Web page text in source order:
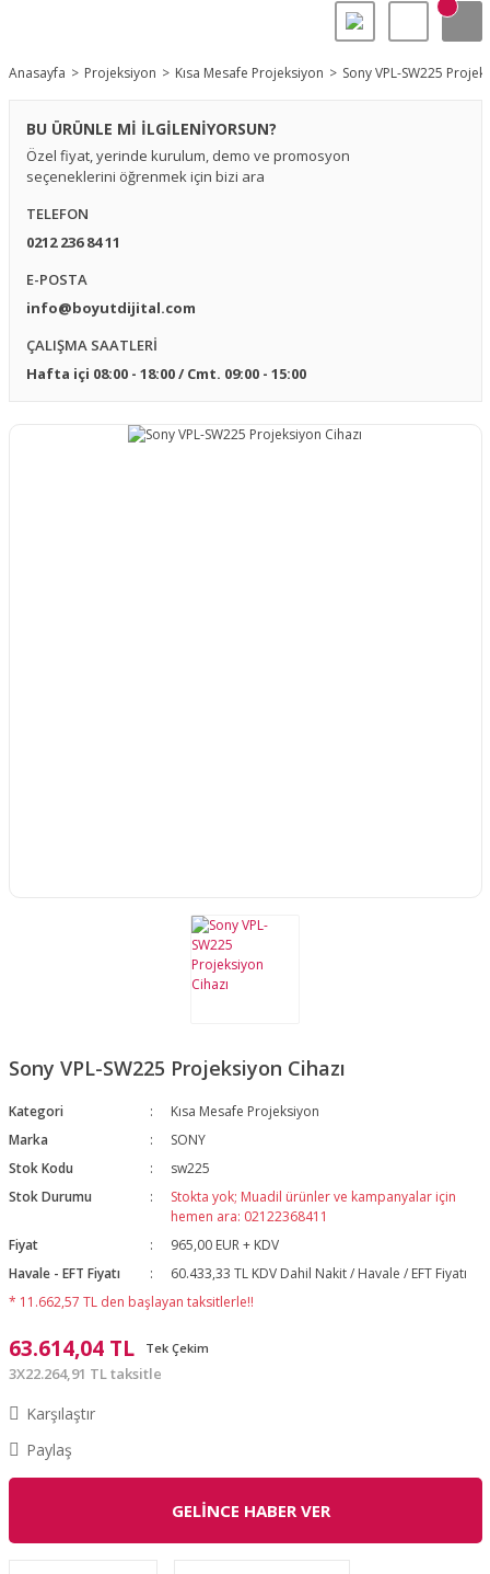
Anasayfa Projeksiyon Kısa Mesafe Projeksiyon Sony VPL-SW225
BU ÜRÜNLE Mİ İLGİLENİYORSUN?
Özel fiyat, yerinde kurulum, demo ve promosyon
seçeneklerini öğrenmek için bizi ara
TELEFON
0212 236 84 11
E-POSTA
info@boyutdijital.com
ÇALIŞMA SAATLERİ
Hafta içi 08:00 - 18:00 / Cmt. 09:00 - 15:00
Sony VPL-SW225 Projeksiyon Cihazı
Kategori
Kısa Mesafe Projeksiyon
Marka
SONY
Stok Kodu
sw225
Stok Durumu
Stokta yok; Muadil ürünler ve kampanyalar için
hemen ara: 02122368411
Fiyat
965,00 EUR + KDV
Havale - EFT Fiyatı
60.433,33 TL KDV Dahil Nakit / Havale / EFT Fiyatı
* 11.662,57 TL den başlayan taksitlerle!!
63.614,04 TL Tek Çekim
3X22.264,91 TL taksitle
Karşılaştır
Paylaş
GELİNCE HABER VER